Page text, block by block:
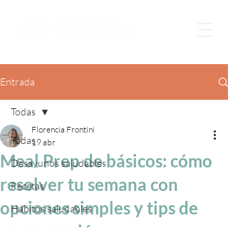
Entrada
Todas
Desayunos saludables
Recetas
Hábitos saludables
Todas
Meal Prep de básicos: cómo
resolver tu semana con
opciones simples y tips de
Florencia Frontini
19 abr